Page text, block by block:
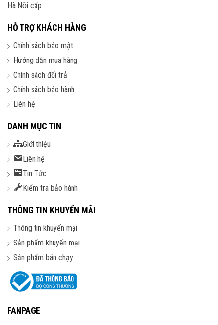
Hà Nội cấp
HỖ TRỢ KHÁCH HÀNG
Chính sách bảo mật
Hướng dẫn mua hàng
Chính sách đổi trả
Chính sách bảo hành
Liên hệ
DANH MỤC TIN
Giới thiệu
Liên hệ
Tin Tức
Kiểm tra bảo hành
THÔNG TIN KHUYẾN MÃI
Thông tin khuyến mại
Sản phẩm khuyến mại
Sản phẩm bán chạy
FANPAGE